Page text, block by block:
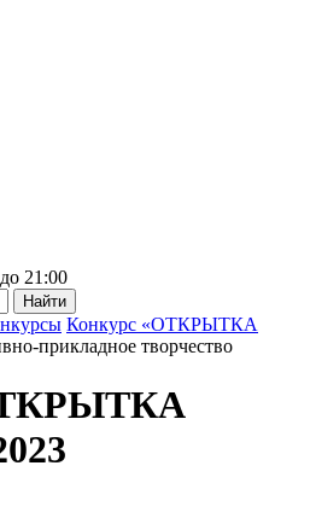
до 21:00
Конкурс «ОТКРЫТКА
прикладное творчество